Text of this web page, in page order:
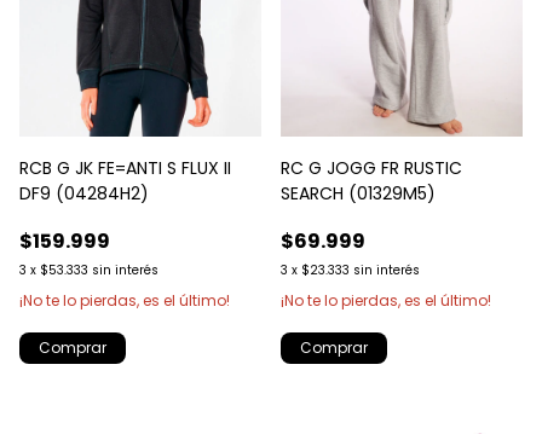
RCB G JK FE=ANTI S FLUX II
DF9 (04284H2)
$159.999
3 x $53.333 sin interés
¡No te lo pierdas, es el último!
Comprar
RC G JOGG FR RUSTIC
SEARCH (01329M5)
$69.999
3 x $23.333 sin interés
¡No te lo pierdas, es el último!
Comprar